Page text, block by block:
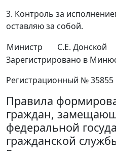
3. Контроль за
оставляю за собой.
Министр
С.Е. Донской
Зарегистрировано в
Регистрационный № 35855
Правила
граждан,
федеральной
гражданской